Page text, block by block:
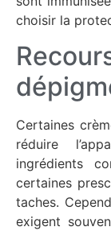
choisir la
Certaines
réduire
ingrédients
certaines
taches.
exigent